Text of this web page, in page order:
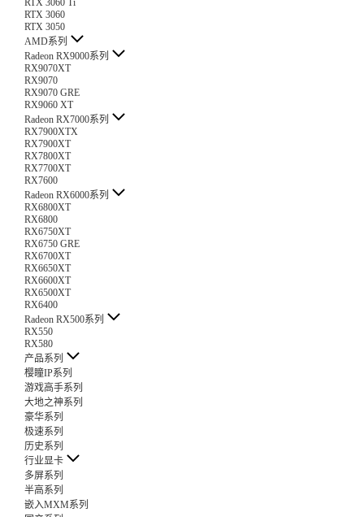
RTX 3060
RTX 3050
AMD系列
Radeon RX9000系列
RX9070XT
RX9070
RX9070 GRE
RX9060 XT
Radeon RX7000系列
RX7900XTX
RX7900XT
RX7800XT
RX7700XT
RX7600
Radeon RX6000系列
RX6800XT
RX6800
RX6750XT
RX6750 GRE
RX6700XT
RX6650XT
RX6600XT
RX6500XT
RX6400
Radeon RX500系列
RX550
RX580
产品系列
樱瞳IP系列
游戏高手系列
大地之神系列
豪华系列
极速系列
历史系列
行业显卡
多屏系列
半高系列
嵌入MXM系列